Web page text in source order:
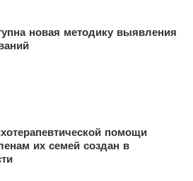
новая методику выявления
помощи
их семей создан в